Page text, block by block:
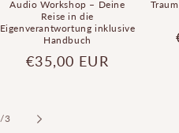
Audio Workshop – Deine
Reise in die
Eigenverantwortung inklusive
Handbuch
Normaler
€35,00 EUR
/von
3